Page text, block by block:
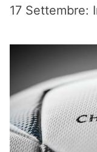
17 Settembre: